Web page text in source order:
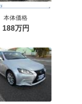
本体価格
188万円